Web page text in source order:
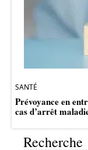
SANTÉ
Prévoyance en
cas d’arrêt
Recherche